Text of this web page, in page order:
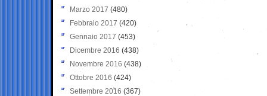
Marzo 2017 (480)
Febbraio 2017 (420)
Gennaio 2017 (453)
Dicembre 2016 (438)
Novembre 2016 (438)
Ottobre 2016 (424)
Settembre 2016 (367)